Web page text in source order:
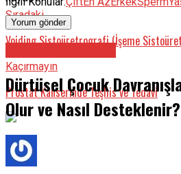
Sıradaki
Voiding Sistoüretrografi (İşeme
Kaçırmayın
Prostat Kanserinde Teşhis ve Tedavi
Dürtüsel Çocuk
Olur ve Nasıl Desteklenir?